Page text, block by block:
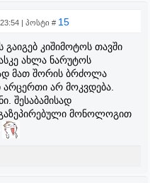
| პოსტი # 15
გაიგებ კიშიმოტოს თავში
ახლა ნარუტოს
მათ შორის ბრძოლა
არ მოკვდება.
შესაბამისად
მონოლოგით